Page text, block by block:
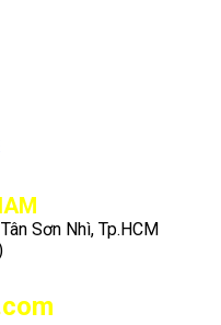
Sơn Nhì, Tp.HCM